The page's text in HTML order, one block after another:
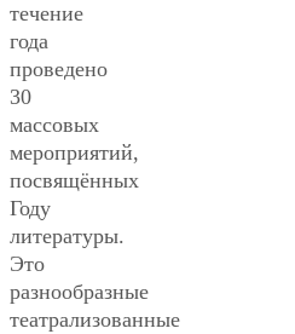
течение
года
проведено
30
массовых
мероприятий,
посвящённых
Году
литературы.
Это
разнообразные
театрализованные